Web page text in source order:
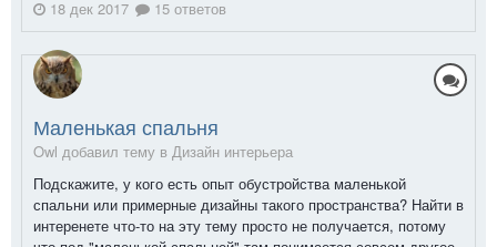
18 дек 2017
15 ответов
Маленькая спальня
Owl добавил тему в Дизайн интерьера
Подскажите, у кого есть опыт обустройства маленькой
спальни или примерные дизайны такого пространства? Найти в
интеренете что-то на эту тему просто не получается, потому